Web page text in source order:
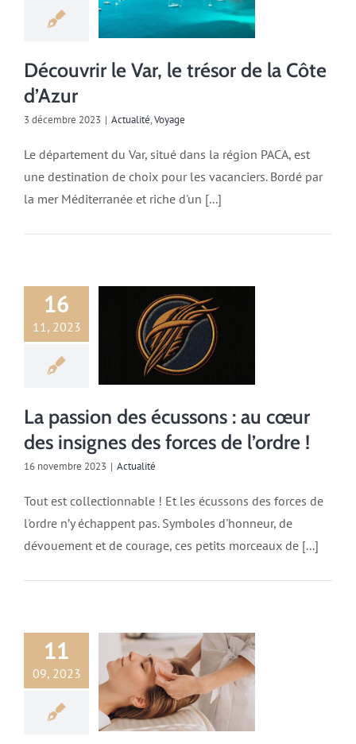
Découvrir le Var, le trésor de la Côte
d’Azur
3 décembre 2023 | Actualité,Voyage
Le département du Var, situé dans la région PACA, est
une destination de choix pour les vacanciers. Bordé par
la mer Méditerranée et riche d'un [...]
16
11, 2023
La passion des écussons : au cœur
des insignes des forces de l’ordre !
16 novembre 2023 | Actualité
Tout est collectionnable ! Et les écussons des forces de
l'ordre n’y échappent pas. Symboles d'honneur, de
dévouement et de courage, ces petits morceaux de [...]
11
09, 2023